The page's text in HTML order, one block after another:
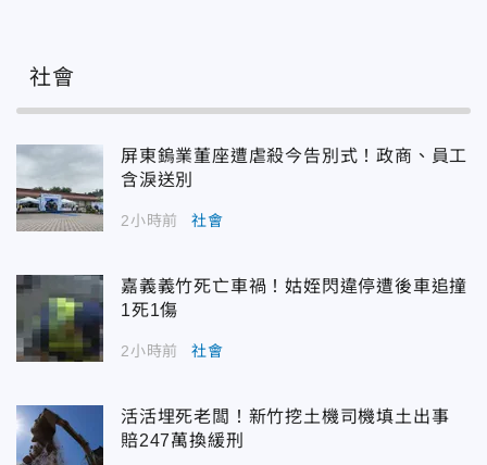
社會
屏東鎢業董座遭虐殺今告別式！政商、員工
含淚送別
2小時前 社會
嘉義義竹死亡車禍！姑姪閃違停遭後車追撞
1死1傷
2小時前 社會
活活埋死老闆！新竹挖土機司機填土出事
賠247萬換緩刑